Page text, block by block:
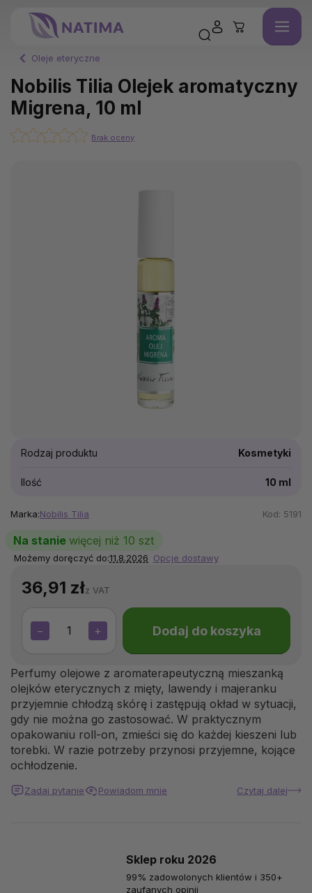
Oleje eteryczne
Nobilis Tilia Olejek aromatyczny
Migrena, 10 ml
Brak oceny
36,91 złz VAT
+
− Dodaj do koszyka
Perfumy olejowe z aromaterapeutyczną mieszanką
olejków eterycznych z mięty, lawendy i majeranku
przyjemnie chłodzą skórę i zastępują okład w sytuacji,
gdy nie można go zastosować. W praktycznym
opakowaniu roll-on, zmieści się do każdej kieszeni lub
torebki. W razie potrzeby przynosi przyjemne, kojące
ochłodzenie.
Czytaj dalej
Zadaj pytanie Powiadom mnie
Marka:Nobilis Tilia Kod: 5191
Rodzaj produktu Kosmetyki
Ilość 10 ml
Na stanie więcej niż 10 szt
Możemy doręczyć do:11.8.2026 Opcje dostawy
Sklep roku 2026
99% zadowolonych klientów i 350+
zaufanych opinii